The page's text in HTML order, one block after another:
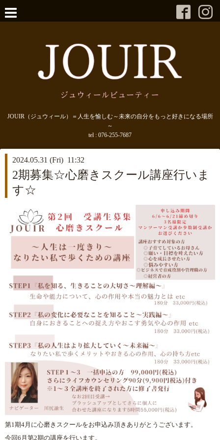
JOUIR（ジュウィール）＝人生を愉しむ～未来の自分をもっと好きになる場所
～
tel : 076-255-7687
2024.05.31 (Fri) 11:32
2期募集☆心磨きスクール講座行いま
す☆
第1期4月に心磨きスクールをお申込み頂きありがとうございます。
今回6月第2期の講座を行います。